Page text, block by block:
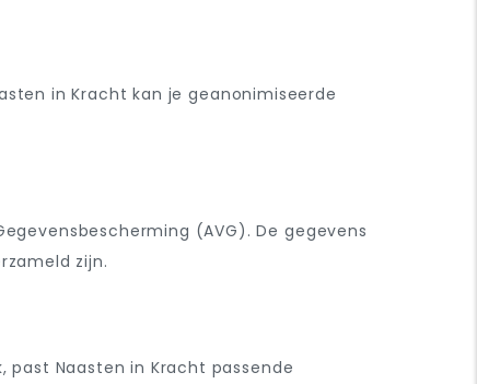
in Kracht kan je geanonimiseerde
(AVG). De gegevens
zijn.
Naasten in Kracht passende